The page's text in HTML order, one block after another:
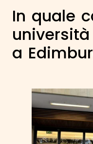
In quale
a